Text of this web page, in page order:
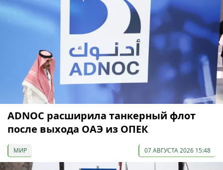
ADNOC расширила танкерный флот
после выхода ОАЭ из ОПЕК
МИР 07 АВГУСТА 2026 15:48